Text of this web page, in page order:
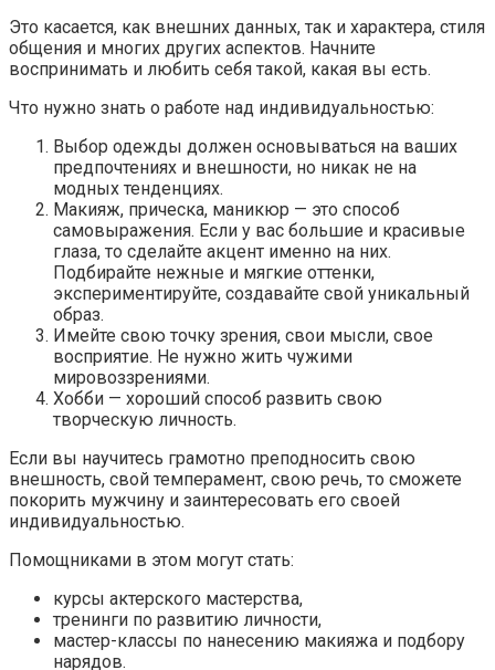
Это касается, как внешних данных, так и характера, стиля
общения и многих других аспектов. Начните
воспринимать и любить себя такой, какая вы есть.
Что нужно знать о работе над индивидуальностью:
Выбор одежды должен основываться на ваших
предпочтениях и внешности, но никак не на
модных тенденциях.
Макияж, прическа, маникюр — это способ
самовыражения. Если у вас большие и красивые
глаза, то сделайте акцент именно на них.
Подбирайте нежные и мягкие оттенки,
экспериментируйте, создавайте свой уникальный
образ.
Имейте свою точку зрения, свои мысли, свое
восприятие. Не нужно жить чужими
мировоззрениями.
Хобби — хороший способ развить свою
творческую личность.
Если вы научитесь грамотно преподносить свою
внешность, свой темперамент, свою речь, то сможете
покорить мужчину и заинтересовать его своей
индивидуальностью.
Помощниками в этом могут стать:
курсы актерского мастерства,
тренинги по развитию личности,
мастер-классы по нанесению макияжа и подбору
нарядов.